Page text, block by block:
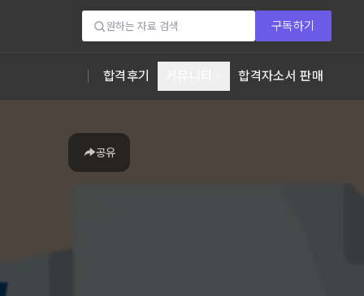
구독하기
합격후기 합격자소서 판매
공유